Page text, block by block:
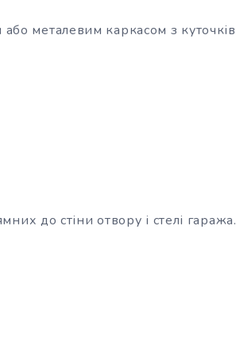
металевим каркасом з куточків
до стіни отвору і стелі гаража.